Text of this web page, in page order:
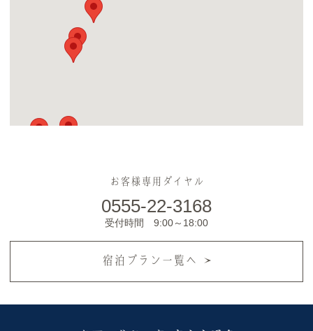
お客様専用ダイヤル
0555-22-3168
受付時間 9:00～18:00
宿泊プラン一覧へ